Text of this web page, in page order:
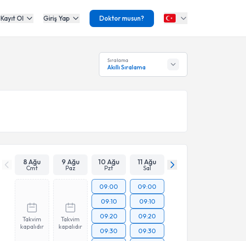
Kayıt Ol Giriş Yap Doktor musun?
Sıralama
Akıllı Sıralama
8 Ağu
Cmt
9 Ağu
Paz
10 Ağu
Pzt
11 Ağu
Sal
Takvim
kapalıdır
Takvim
kapalıdır
09:00
09:10
09:20
09:30
09:00
09:10
09:20
09:30